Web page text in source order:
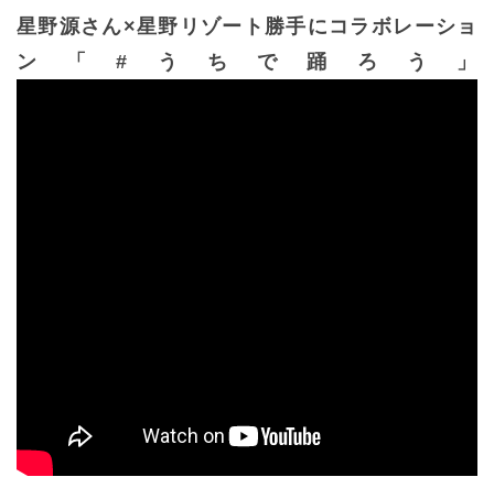
星野源さん×星野リゾート勝手にコラボレーショ
ン「#うちで踊ろう」